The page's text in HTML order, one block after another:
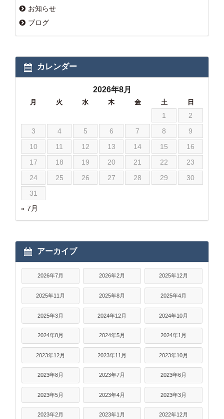
お知らせ
ブログ
カレンダー
2026年8月
月 火 水 木 金 土 日
« 7月
1
2
3
4 5 6 7 8
9
10
11 12 13 14 15
16
17
18 19 20 21 22
23
24
25 26 27 28 29
30
31
アーカイブ
2026年7月 2026年2月 2025年12月
2025年11月 2025年8月 2025年4月
2025年3月 2024年12月 2024年10月
2024年8月 2024年5月 2024年1月
2023年12月 2023年11月 2023年10月
2023年8月 2023年7月 2023年6月
2023年5月 2023年4月 2023年3月
2023年2月 2023年1月 2022年12月